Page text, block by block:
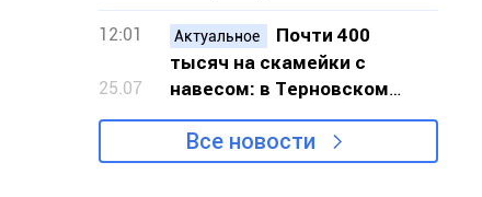
«Шахтёрский» в Кривом
Роге
12:01
25.07
Актуальное
Почти 400
тысяч на скамейки с
навесом: в Терновском
районе Кривого Рога
закупят 20 новых скамеек
Все новости